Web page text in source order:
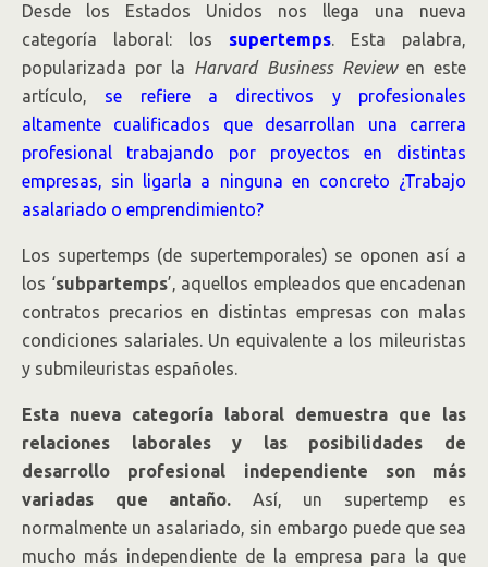
Desde los Estados Unidos nos llega una nueva
categoría laboral: los supertemps. Esta palabra,
popularizada por la Harvard Business Reviewen este
artículo, se refiere a directivos y profesionales
altamente cualificados que desarrollan una carrera
profesional trabajando por proyectos en distintas
empresas, sin ligarla a ninguna en concreto ¿Trabajo
asalariado o emprendimiento?
Los supertemps (de supertemporales) se oponen así a
los ‘subpartemps’, aquellos empleados que encadenan
contratos precarios en distintas empresas con malas
condiciones salariales. Un equivalente a los mileuristas
y submileuristas españoles.
Esta nueva categoría laboral demuestra que las
relaciones laborales y las posibilidades de
desarrollo profesional independiente son más
variadas que antaño. Así, un supertemp es
normalmente un asalariado, sin embargo puede que sea
mucho más independiente de la empresa para la que